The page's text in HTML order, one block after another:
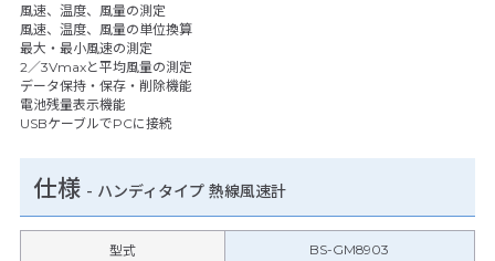
風速、温度、風量の測定
風速、温度、風量の単位換算
最大・最小風速の測定
2／3Vmaxと平均風量の測定
データ保持・保存・削除機能
電池残量表示機能
USBケーブルでPCに接続
仕様 - ハンディタイプ 熱線風速計
型式 BS-GM8903